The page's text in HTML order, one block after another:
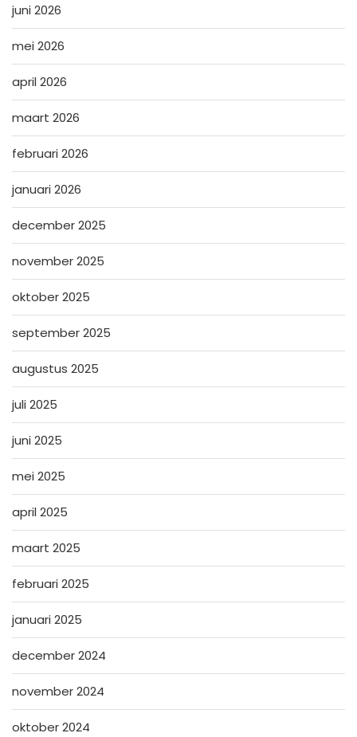
juni 2026
mei 2026
april 2026
maart 2026
februari 2026
januari 2026
december 2025
november 2025
oktober 2025
september 2025
augustus 2025
juli 2025
juni 2025
mei 2025
april 2025
maart 2025
februari 2025
januari 2025
december 2024
november 2024
oktober 2024